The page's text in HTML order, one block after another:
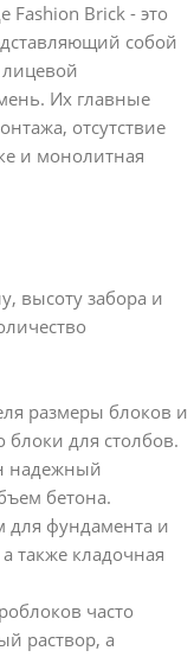
Fashion Brick - это
собой
Их главные
отсутствие
и монолитная
высоту забора и
размеры блоков и
блоки для столбов.
надежный
бетона.
для фундамента и
также кладочная
часто
раствор, а